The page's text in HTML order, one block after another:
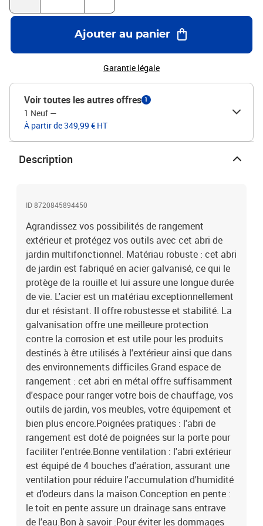
la maison.Conception en pente : le toit en pente assure un
drainage sans entrave de l'eau.Bon à savoir :Pour éviter les
dommages causés par une forte accumulation de neige, nous vous
recommandons de dégager le toit régulièrement pendant
l'hiver.Couleur : Gris clairMatériau : Acier galvaniséDimensions
requis : Oui
Ajouter au panier
Garantie légale
Voir toutes les autres offres 1
1 Neuf —
À partir de 349,99 € HT
Description
ID 8720845894450
Agrandissez vos possibilités de rangement
extérieur et protégez vos outils avec cet abri de
jardin multifonctionnel. Matériau robuste : cet abri
de jardin est fabriqué en acier galvanisé, ce qui le
protège de la rouille et lui assure une longue durée
de vie. L'acier est un matériau exceptionnellement
dur et résistant. Il offre robustesse et stabilité. La
galvanisation offre une meilleure protection
contre la corrosion et est utile pour les produits
destinés à être utilisés à l'extérieur ainsi que dans
des environnements difficiles.Grand espace de
rangement : cet abri en métal offre suffisamment
d'espace pour ranger votre bois de chauffage, vos
outils de jardin, vos meubles, votre équipement et
bien plus encore.Poignées pratiques : l'abri de
rangement est doté de poignées sur la porte pour
faciliter l'entrée.Bonne ventilation : l'abri extérieur
est équipé de 4 bouches d'aération, assurant une
ventilation pour réduire l'accumulation d'humidité
et d'odeurs dans la maison.Conception en pente :
le toit en pente assure un drainage sans entrave
de l'eau.Bon à savoir :Pour éviter les dommages